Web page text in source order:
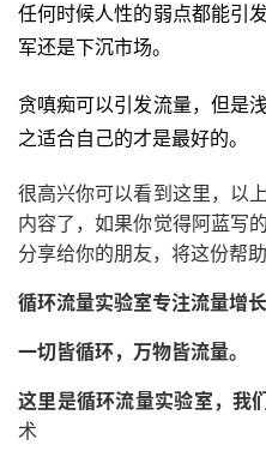
任何时候人性的弱点都能引
军还是下沉市场。
贪嗔痴可以引发流量，但是
之适合自己的才是最好的。
很高兴你可以看到这里，以
内容了，如果你觉得阿蓝写
分享给你的朋友，将这份帮
循环流量实验室专注流量增长
一切皆循环，万物皆流量。
这里是循环流量实验室，我
术